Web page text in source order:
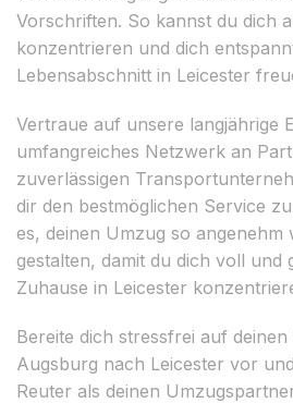
Vorschriften. So kannst du dich
konzentrieren und dich
Lebensabschnitt in Leicester
Vertraue auf unsere langjährige
umfangreiches Netzwerk an
zuverlässigen
dir den bestmöglichen Service
es, deinen Umzug so angenehm
gestalten, damit du dich voll und
Zuhause in Leicester
Bereite dich stressfrei auf
Augsburg nach Leicester vor
Reuter als deinen